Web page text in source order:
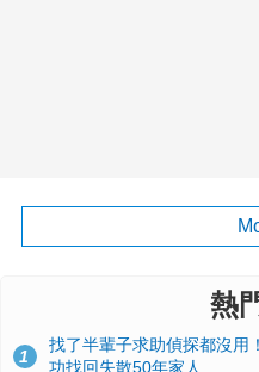
熱
1
找了半輩子求助偵探都沒用
功找回失散50年家人